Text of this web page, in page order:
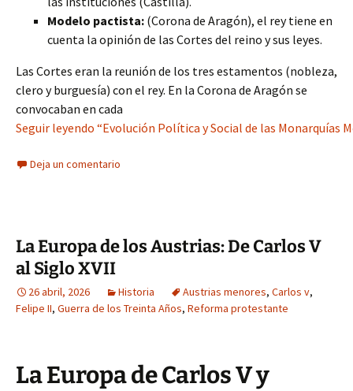
Modelo pactista: (Corona de Aragón), el rey tiene en
cuenta la opinión de las Cortes del reino y sus leyes.
Las Cortes eran la reunión de los tres estamentos (nobleza,
clero y burguesía) con el rey. En la Corona de Aragón se
convocaban en cada
Seguir leyendo “Evolución Política y Social de las Monarquías
Deja un comentario
La Europa de los Austrias: De Carlos V
al Siglo XVII
26 abril, 2026 Historia Austrias menores, Carlos v,
Felipe II, Guerra de los Treinta Años, Reforma protestante
La Europa de Carlos V y